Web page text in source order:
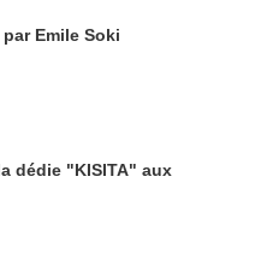
Emile Soki
dédie "KISITA" aux